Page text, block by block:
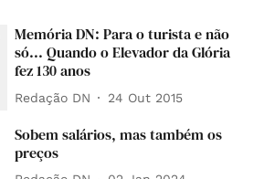
Memória DN: Para o turista e não
só... Quando o Elevador da Glória
fez 130 anos
Redação DN 24 Out 2015
Sobem salários, mas também os
preços